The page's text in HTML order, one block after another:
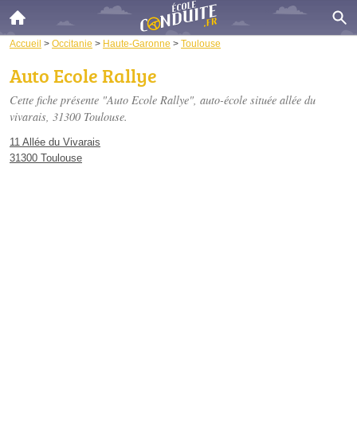
Accueil > Occitanie > Haute-Garonne > Toulouse
Auto Ecole Rallye
Cette fiche présente "Auto Ecole Rallye", auto-école située allée du
vivarais, 31300 Toulouse.
11 Allée du Vivarais
31300 Toulouse